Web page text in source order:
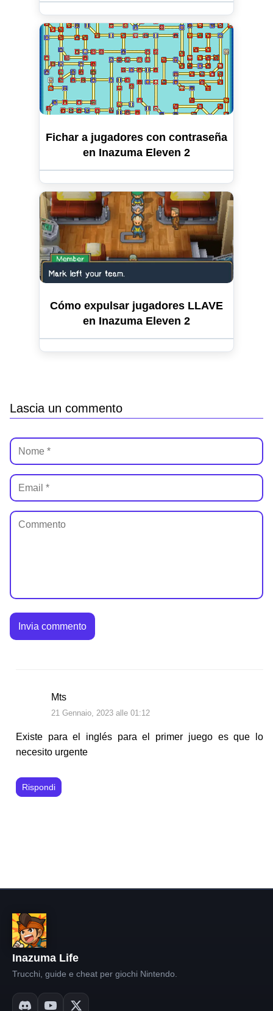
Fichar a jugadores con contraseña
en Inazuma Eleven 2
Cómo expulsar jugadores LLAVE
en Inazuma Eleven 2
Mts
21 Gennaio, 2023 alle 01:12
Existe para el inglés para el primer juego es que lo
necesito urgente
Rispondi
Lascia un commento
Inazuma Life
Trucchi, guide e cheat per giochi Nintendo.